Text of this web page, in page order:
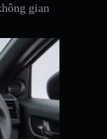
gian